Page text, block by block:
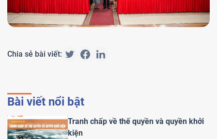
Chia sẻ bài viết:
Bài viết nổi bật
Tranh chấp về thế quyền và quyền khởi
kiện